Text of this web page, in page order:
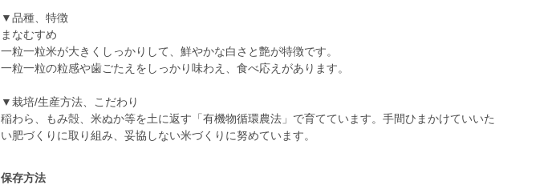
▼品種、特徴
まなむすめ
一粒一粒米が大きくしっかりして、鮮やかな白さと艶が特徴です。
一粒一粒の粒感や歯ごたえをしっかり味わえ、食べ応えがあります。
▼栽培/生産方法、こだわり
稲わら、もみ殻、米ぬか等を土に返す「有機物循環農法」で育てています。手間ひまかけていいた
保存方法